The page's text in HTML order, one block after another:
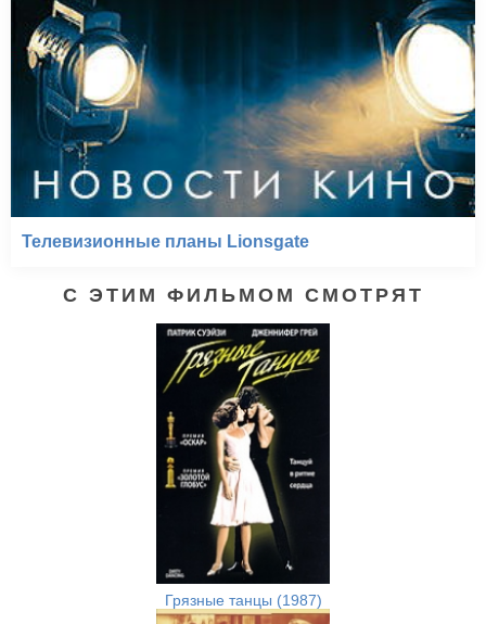
Телевизионные планы Lionsgate
С ЭТИМ ФИЛЬМОМ СМОТРЯТ
Грязные танцы (1987)